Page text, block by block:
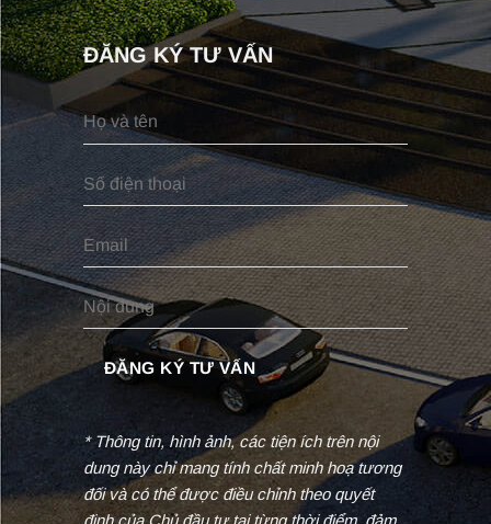
ĐĂNG KÝ TƯ VẤN
* Thông tin, hình ảnh, các tiện ích trên nội
dung này chỉ mang tính chất minh hoạ tương
đối và có thể được điều chỉnh theo quyết